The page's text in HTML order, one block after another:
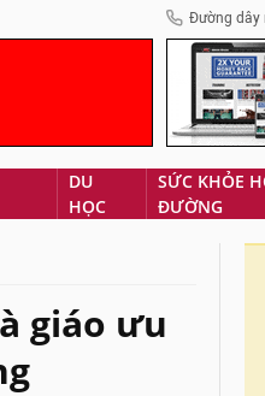
Đường dây
DU
HỌC
SỨC KHỎE
ĐƯỜNG
giáo ưu